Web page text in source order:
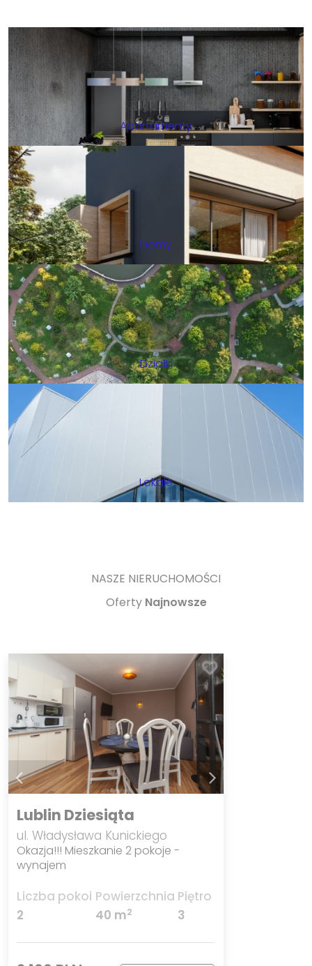
Apartamenty
Domy
Działki
Lokale
NASZE NIERUCHOMOŚCI
Oferty Najnowsze
Lublin Dziesiąta
ul. Władysława Kunickiego
Okazja!!! Mieszkanie 2 pokoje -
wynajem
Liczba pokoi
2
Powierzchnia
40 m2
Piętro
3